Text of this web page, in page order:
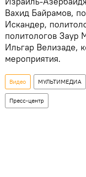
Вахид Байрамов,
Искандер,
политологов Заур
Ильгар Велизаде,
мероприятия.
Видео МУЛЬТИМЕДИА
Пресс-центр